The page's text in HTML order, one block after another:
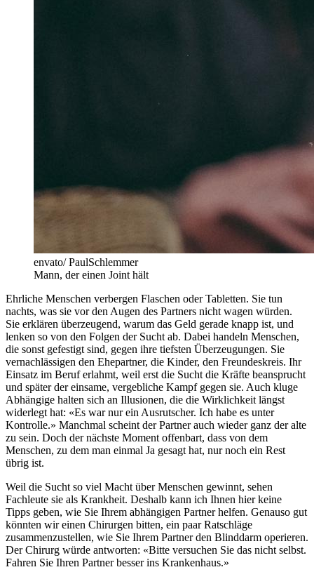
envato/ PaulSchlemmer
Mann, der einen Joint hält
Ehrliche Menschen verbergen Flaschen oder Tabletten. Sie tun
nachts, was sie vor den Augen des Partners nicht wagen würden.
Sie erklären überzeugend, warum das Geld gerade knapp ist, und
lenken so von den Folgen der Sucht ab. Dabei handeln Menschen,
die sonst gefestigt sind, gegen ihre tiefsten Überzeugungen. Sie
vernachlässigen den Ehepartner, die Kinder, den Freundeskreis. Ihr
Einsatz im Beruf erlahmt, weil erst die Sucht die Kräfte beansprucht
und später der einsame, vergebliche Kampf gegen sie. Auch kluge
Abhängige halten sich an Illusionen, die die Wirklichkeit längst
widerlegt hat: «Es war nur ein Ausrutscher. Ich habe es unter
Kontrolle.» Manchmal scheint der Partner auch wieder ganz der alte
zu sein. Doch der nächste Moment offenbart, dass von dem
Menschen, zu dem man einmal Ja gesagt hat, nur noch ein Rest
übrig ist.
Weil die Sucht so viel Macht über Menschen gewinnt, sehen
Fachleute sie als Krankheit. Deshalb kann ich Ihnen hier keine
Tipps geben, wie Sie Ihrem abhängigen Partner helfen. Genauso gut
könnten wir einen Chirurgen bitten, ein paar Ratschläge
zusammenzustellen, wie Sie Ihrem Partner den Blinddarm operieren.
Der Chirurg würde antworten: «Bitte versuchen Sie das nicht selbst.
Fahren Sie Ihren Partner besser ins Krankenhaus.»